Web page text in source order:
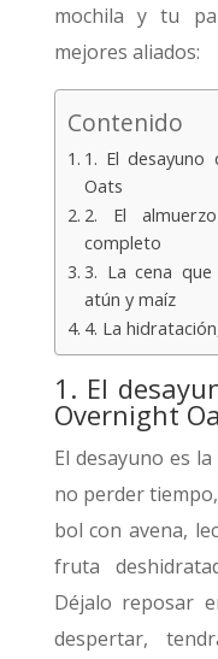
mochila y tu
mejores aliados:
Contenido
1. El
Oats
2. El
completo
3. La cena
atún y maíz
4. La
1. El
Overnight
El desayuno es
no perder
bol con avena,
fruta
Déjalo reposar
despertar,